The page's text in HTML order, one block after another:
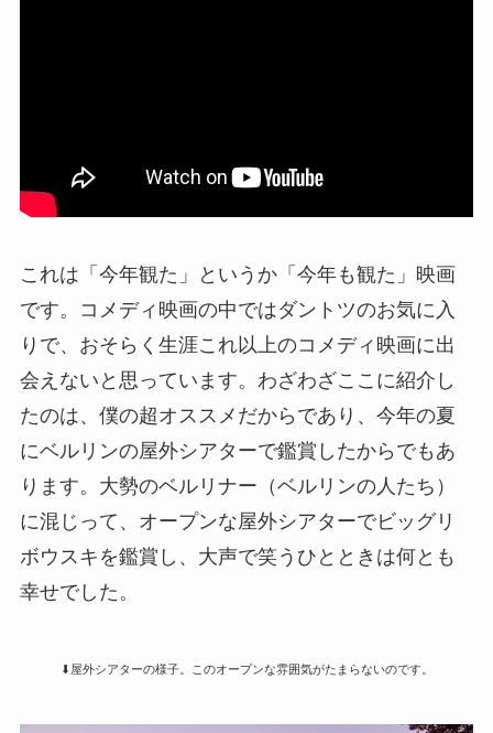
これは「今年観た」というか「今年も観た」映画
です。コメディ映画の中ではダントツのお気に入
りで、おそらく生涯これ以上のコメディ映画に出
会えないと思っています。わざわざここに紹介し
たのは、僕の超オススメだからであり、今年の夏
にベルリンの屋外シアターで鑑賞したからでもあ
ります。大勢のベルリナー（ベルリンの人たち）
に混じって、オープンな屋外シアターでビッグリ
ボウスキを鑑賞し、大声で笑うひとときは何とも
幸せでした。
⬇屋外シアターの様子。このオープンな雰囲気がたまらないのです。